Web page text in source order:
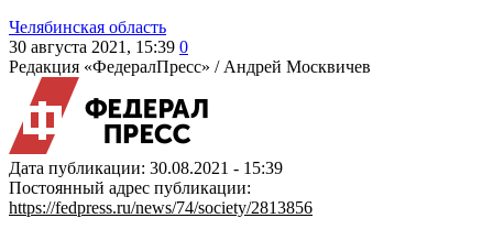
Челябинская область
30 августа 2021, 15:39 0
Редакция «ФедералПресс» / Андрей Москвичев
Дата публикации: 30.08.2021 - 15:39
Постоянный адрес публикации:
https://fedpress.ru/news/74/society/2813856